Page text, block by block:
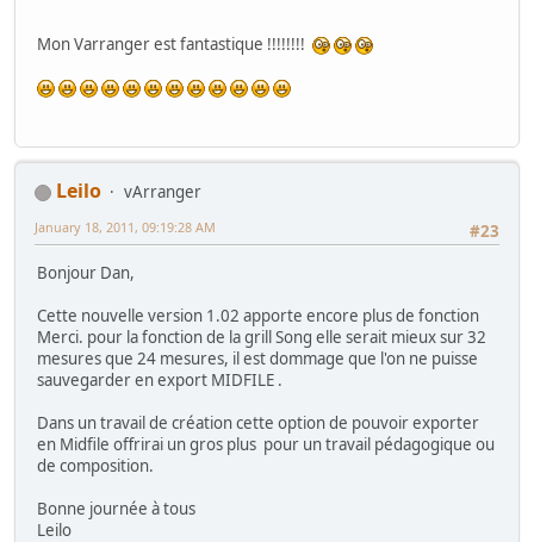
Mon Varranger est fantastique !!!!!!!!
Leilo
vArranger
#23
January 18, 2011, 09:19:28 AM
Bonjour Dan,
Cette nouvelle version 1.02 apporte encore plus de fonction
Merci. pour la fonction de la grill Song elle serait mieux sur 32
mesures que 24 mesures, il est dommage que l'on ne puisse
sauvegarder en export MIDFILE .
Dans un travail de création cette option de pouvoir exporter
en Midfile offrirai un gros plus pour un travail pédagogique ou
de composition.
Bonne journée à tous
Leilo